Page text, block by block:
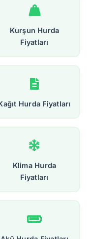
Kurşun Hurda
Fiyatları
Hurda Fiyatları
Klima Hurda
Fiyatları